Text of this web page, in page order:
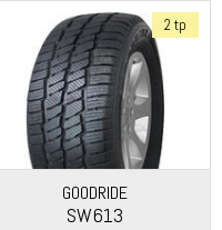
2 tp
GOODRIDE
SW613